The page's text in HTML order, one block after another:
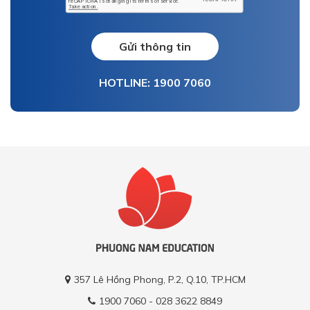
Gửi thông tin
HOTLINE: 1900 7060
357 Lê Hồng Phong, P.2, Q.10, TP.HCM
1900 7060 - 028 3622 8849